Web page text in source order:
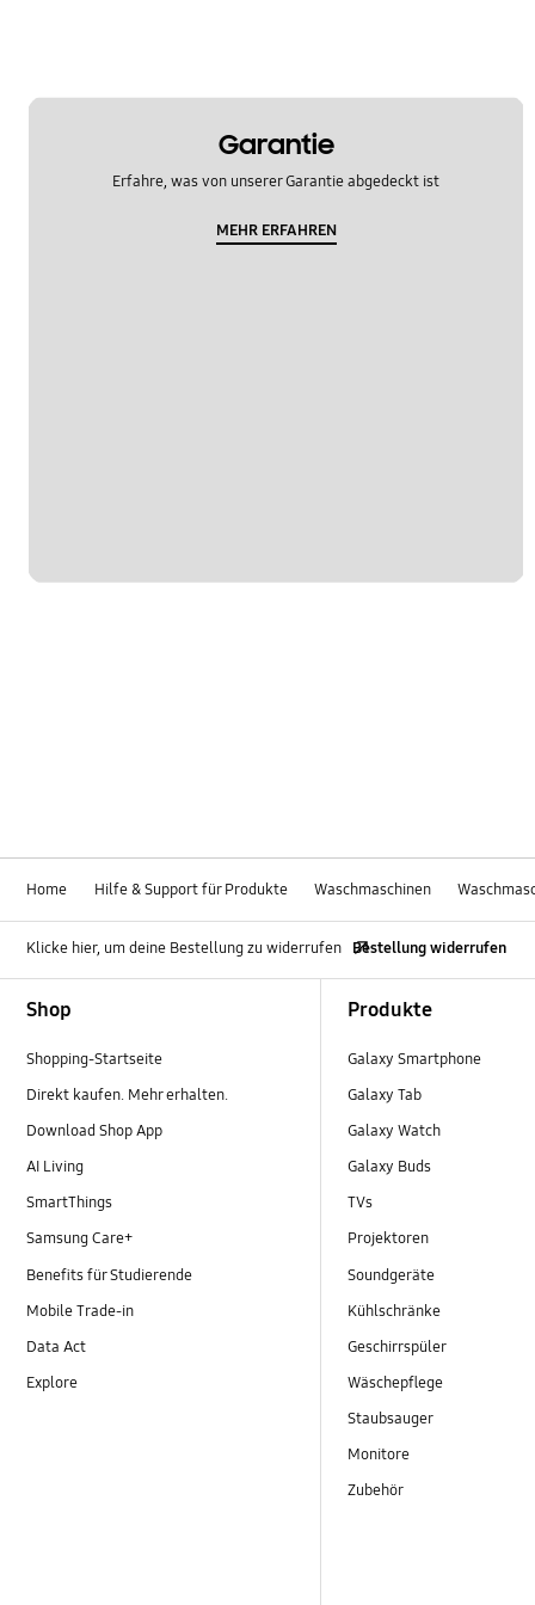
Garantie
Erfahre, was von unserer Garantie abgedeckt ist
MEHR ERFAHREN
Home Hilfe & Support für Produkte Waschmaschinen
Klicke hier, um deine Bestellung zu widerrufen Bestellung widerrufen
Shop
Shopping-Startseite
Direkt kaufen. Mehr erhalten.
Download Shop App
AI Living
SmartThings
Samsung Care+
Benefits für Studierende
Mobile Trade-in
Data Act
Explore
Produkte
Galaxy Smartphone
Galaxy Tab
Galaxy Watch
Galaxy Buds
TVs
Projektoren
Soundgeräte
Kühlschränke
Geschirrspüler
Wäschepflege
Staubsauger
Monitore
Zubehör